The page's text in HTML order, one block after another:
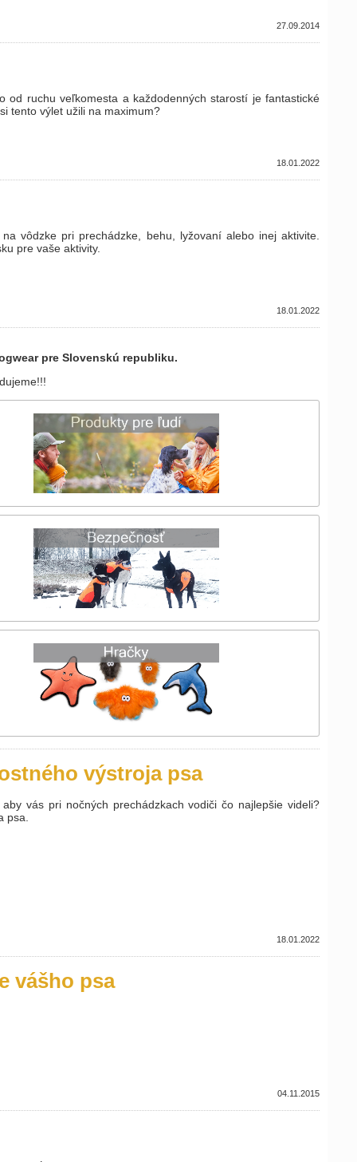
27.09.2014
ruchu veľkomesta a každodenných starostí je fantastické
tento výlet užili na maximum?
18.01.2022
vôdzke pri prechádzke, behu, lyžovaní alebo inej aktivite.
pre vaše aktivity.
18.01.2022
pre Slovenskú republiku.
výstroja psa
vás pri nočných prechádzkach vodiči čo najlepšie videli?
psa.
18.01.2022
vášho psa
04.11.2015